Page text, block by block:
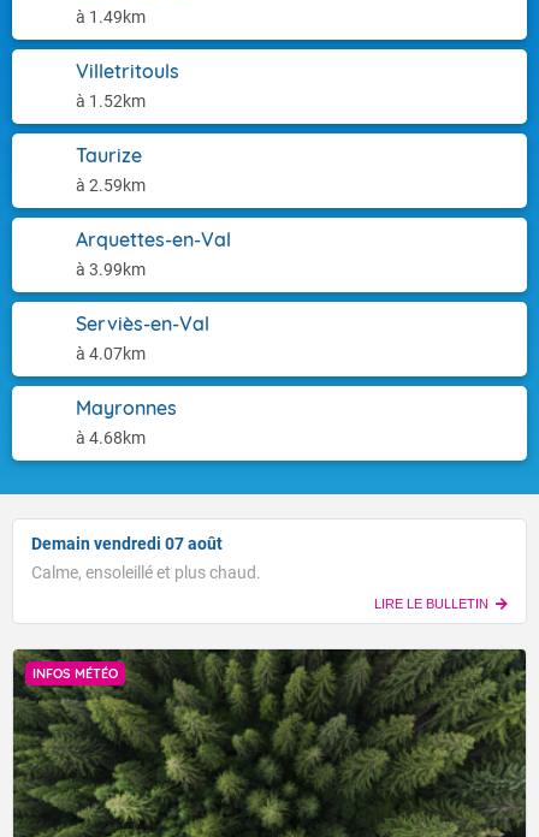
à 1.49km
Villetritouls
à 1.52km
Taurize
à 2.59km
Arquettes-en-Val
à 3.99km
Serviès-en-Val
à 4.07km
Mayronnes
à 4.68km
Demain vendredi 07 août
Calme, ensoleillé et plus chaud.
LIRE LE BULLETIN
INFOS MÉTÉO